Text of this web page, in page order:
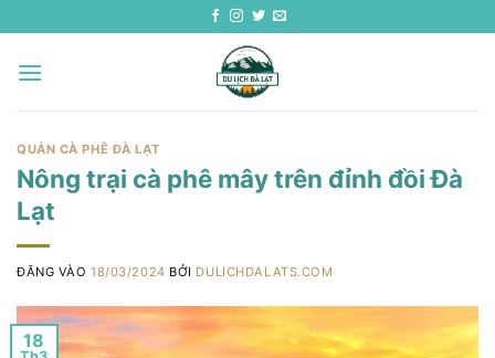
qua
nội
QUÁN CÀ PHÊ ĐÀ LẠT
Nông trại cà phê mây trên đỉnh đồi Đà
Lạt
ĐĂNG VÀO18/03/2024 BỞI DULICHDALATS.COM
18